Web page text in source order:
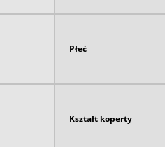
Płeć
Kształt koperty